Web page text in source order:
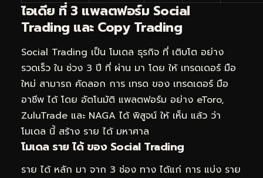
ไอเดีย ที่ 3 แพลตฟอร์ม Social
Trading และ Copy Trading
Social Trading เป็น โมเดล ธุรกิจ ที่ เติบโต อย่าง
รวดเร็ว ใน ช่วง 3 ปี ที่ ผ่าน มา โดย ให้ เทรดเดอร์ มือ
ใหม่ สามารถ คัดลอก การ เทรด ของ เทรดเดอร์ มือ
อาชีพ ได้ โดย อัตโนมัติ แพลตฟอร์ม อย่าง eToro,
ZuluTrade และ NAGA ได้ พิสูจน์ ให้ เห็น แล้ว ว่า
โมเดล นี้ สร้าง ราย ได้ มหาศาล
โมเดล ราย ได้ ของ Social Trading
ราย ได้ หลัก มา จาก 3 ช่อง ทาง ได้แก่ การ แบ่ง ราย